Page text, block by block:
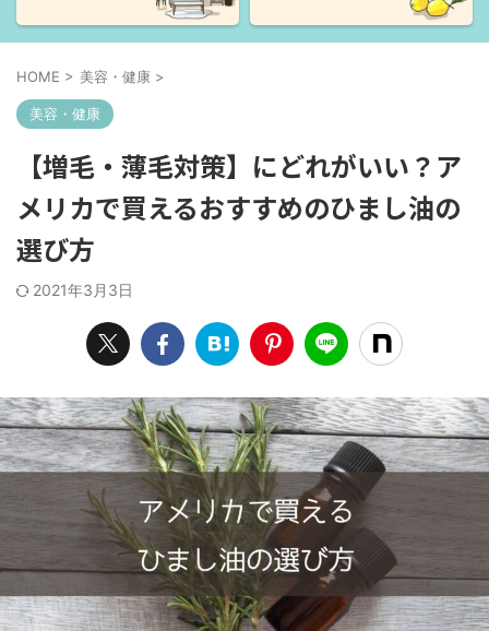
HOME > 美容・健康 >
美容・健康
【増毛・薄毛対策】にどれがいい？ア
メリカで買えるおすすめのひまし油の
選び方
2021年3月3日